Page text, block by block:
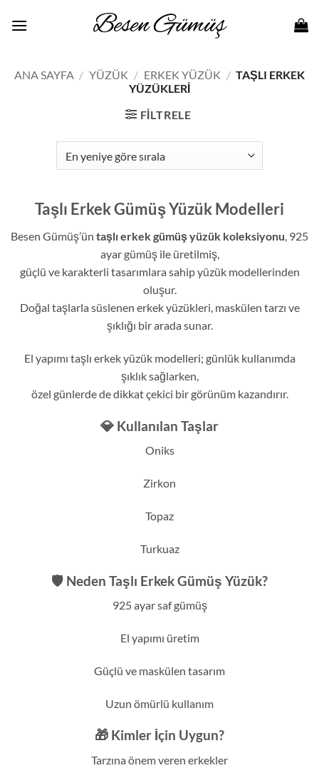
atla
ANA SAYFA / YÜZÜK / ERKEK YÜZÜK / TAŞLI ERKEK
YÜZÜKLERI
FILTRELE
Taşlı Erkek Gümüş Yüzük Modelleri
Besen Gümüş’ün taşlı erkek gümüş yüzük koleksiyonu, 925
ayar gümüş ile üretilmiş,
güçlü ve karakterli tasarımlara sahip yüzük modellerinden
oluşur.
Doğal taşlarla süslenen erkek yüzükleri, maskülen tarzı ve
şıklığı bir arada sunar.
El yapımı taşlı erkek yüzük modelleri; günlük kullanımda
şıklık sağlarken,
özel günlerde de dikkat çekici bir görünüm kazandırır.
💎 Kullanılan Taşlar
Oniks
Zirkon
Topaz
Turkuaz
🛡️ Neden Taşlı Erkek Gümüş Yüzük?
925 ayar saf gümüş
El yapımı üretim
Güçlü ve maskülen tasarım
Uzun ömürlü kullanım
🎁 Kimler İçin Uygun?
Tarzına önem veren erkekler